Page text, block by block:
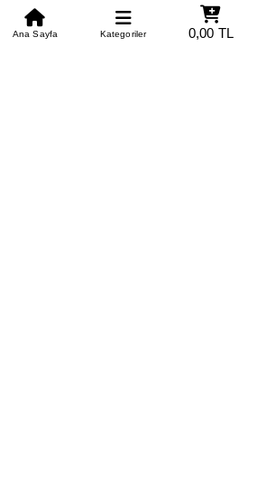
0850 305 09 70
Beden Tablosu Banka Hesapları
Ana Sayfa Kategoriler 0,00 TL